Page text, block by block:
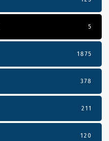
5
1875
378
211
120